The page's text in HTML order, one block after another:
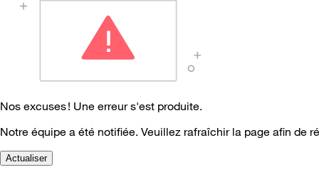
Nos excuses ! Une erreur s'est produite.
Notre équipe a été notifiée. Veuillez rafraîchir la page afin de
Actualiser